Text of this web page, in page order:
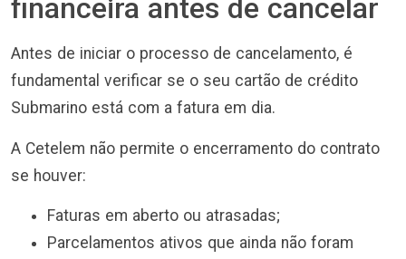
financeira antes de cancelar
Antes de iniciar o processo de cancelamento, é
fundamental verificar se o seu cartão de crédito
Submarino está com a fatura em dia.
A Cetelem não permite o encerramento do contrato
se houver:
Faturas em aberto ou atrasadas;
Parcelamentos ativos que ainda não foram